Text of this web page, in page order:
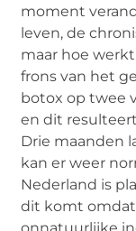
moment
leven, de
maar hoe
frons van het
botox op twee
en dit
Drie maanden
kan er weer
Nederland is
dit komt